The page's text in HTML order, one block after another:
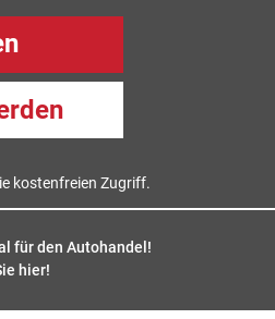
kostenfreien Zugriff.
für den Autohandel!
hier!